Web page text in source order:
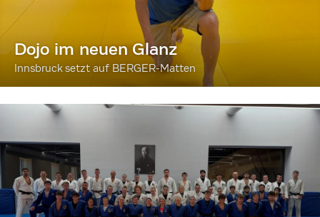
Dojo im neuen Glanz
Innsbruck setzt auf BERGER-Matten